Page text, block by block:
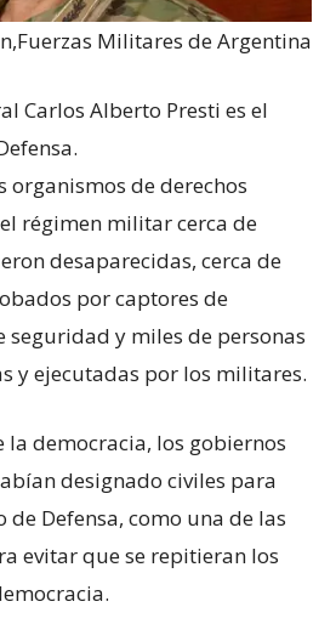
Fuerzas Militares de Argentina
Carlos Alberto Presti es el
organismos de derechos
régimen militar cerca de
desaparecidas, cerca de
por captores de
seguridad y miles de personas
y ejecutadas por los militares.
la democracia, los gobiernos
designado civiles para
Defensa, como una de las
evitar que se repitieran los